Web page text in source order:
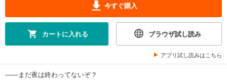
今すぐ購入
カートに入れる ブラウザ試し読み
アプリ試し読みはこちら
――まだ夜は終わってないぞ？